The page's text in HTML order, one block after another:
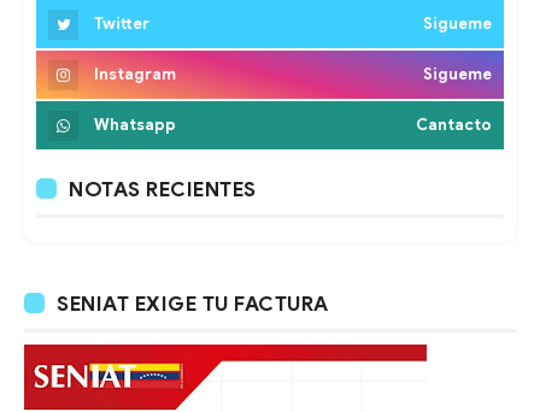
Twitter Sigueme
Instagram Sigueme
Whatsapp Cantacto
NOTAS RECIENTES
SENIAT EXIGE TU FACTURA